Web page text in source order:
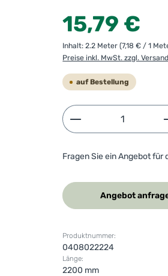
Regulärer Preis:
15,79 €
Inhalt:2.2 Meter(7,18 € / 1
Preise inkl. MwSt. zzgl.
auf Bestellung
Produkt
Fragen Sie ein Angebot für
Angebot
Produktnummer:
0408022224
Länge:
2200 mm